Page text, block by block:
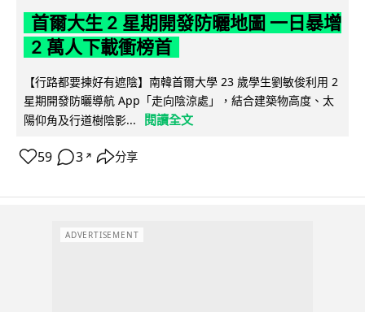
首爾大生 2 星期開發防曬地圖 一日暴增
2 萬人下載衝榜首
【行路都要揀好有遮陰】南韓首爾大學 23 歲學生劉敏俊利用 2
星期開發防曬導航 App「走向陰涼處」，結合建築物高度、太
陽仰角及行道樹陰影...
閱讀全文
59 3 ↗ 分享
ADVERTISEMENT